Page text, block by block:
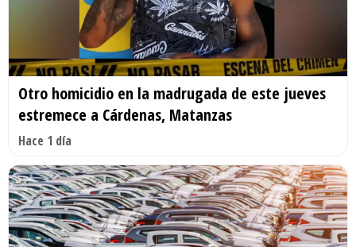
Otro homicidio en la madrugada de este jueves
estremece a Cárdenas, Matanzas
Hace 1 día